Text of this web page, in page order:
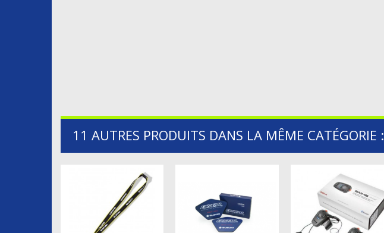
11 AUTRES PRODUITS DANS LA MÊME CATÉGORIE :